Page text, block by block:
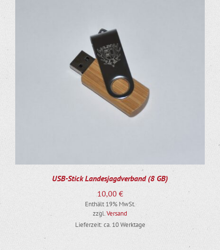
USB-Stick Landesjagdverband (8 GB)
10,00 €
Enthält 19% MwSt.
zzgl.Versand
Lieferzeit: ca. 10 Werktage